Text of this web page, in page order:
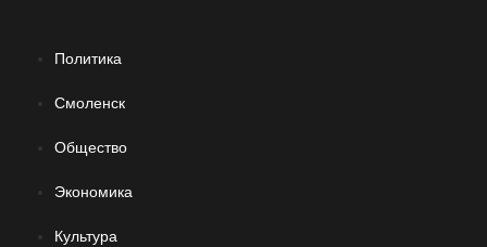
Политика
Смоленск
Общество
Экономика
Культура